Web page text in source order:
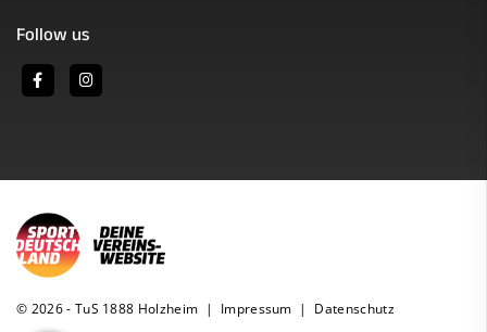
Follow us
© 2026 - TuS 1888 Holzheim | Impressum | Datenschutz